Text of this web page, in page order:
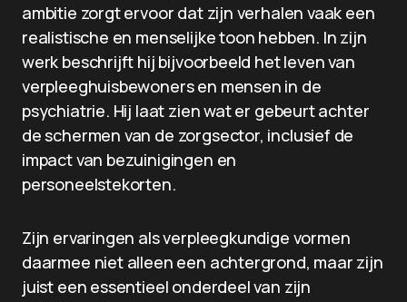
ambitie zorgt ervoor dat zijn verhalen vaak een
realistische en menselijke toon hebben. In zijn
werk beschrijft hij bijvoorbeeld het leven van
verpleeghuisbewoners en mensen in de
psychiatrie. Hij laat zien wat er gebeurt achter
de schermen van de zorgsector, inclusief de
impact van bezuinigingen en
personeelstekorten.
Zijn ervaringen als verpleegkundige vormen
daarmee niet alleen een achtergrond, maar zijn
juist een essentieel onderdeel van zijn